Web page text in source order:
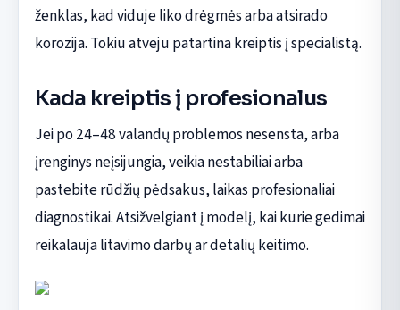
ženklas, kad viduje liko drėgmės arba atsirado
korozija. Tokiu atveju patartina kreiptis į specialistą.
Kada kreiptis į profesionalus
Jei po 24–48 valandų problemos nesensta, arba
įrenginys neįsijungia, veikia nestabiliai arba
pastebite rūdžių pėdsakus, laikas profesionaliai
diagnostikai. Atsižvelgiant į modelį, kai kurie gedimai
reikalauja litavimo darbų ar detalių keitimo.